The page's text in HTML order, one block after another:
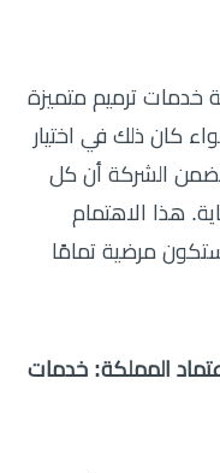
خدمات ترميم متميزة
كان ذلك في اختيار
تضمن الشركة أن كل
هذا الاهتمام
ستكون مرضية تمامًا
المملكة: خدمات